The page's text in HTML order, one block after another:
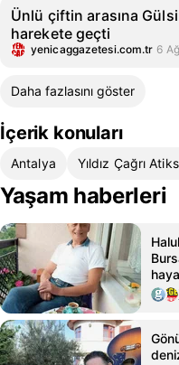
Ünlü çiftin arasına
harekete geçti
yenicaggazetesi.com.tr 6
Daha fazlasını göster
İçerik konuları
Antalya Yıldız Çağrı
Yaşam haberleri